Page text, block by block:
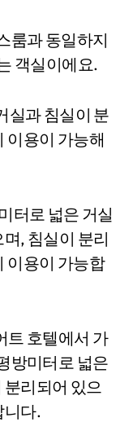
룸과 동일하지
객실이에요.
실과 침실이 분
이용이 가능해
터로 넓은 거실
, 침실이 분리
이용이 가능합
트 호텔에서 가
방미터로 넓은
분리되어 있으
니다.